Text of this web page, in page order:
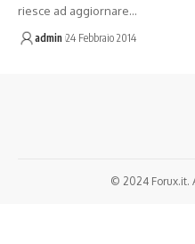
riesce ad aggiornare…
admin 24 Febbraio 2014
© 2024 Forux.it.